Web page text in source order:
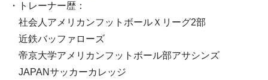
・トレーナー歴：
社会人アメリカンフットボールＸリーグ2部
近鉄バッファローズ
帝京大学アメリカンフットボール部アサシンズ
JAPANサッカーカレッジ